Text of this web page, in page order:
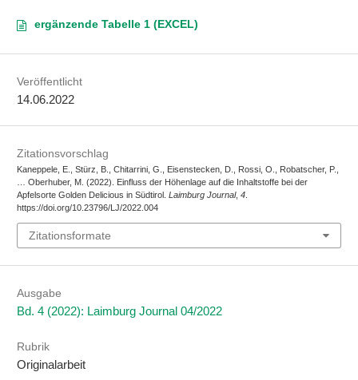
ergänzende Tabelle 1 (EXCEL)
Veröffentlicht
14.06.2022
Zitationsvorschlag
Kaneppele, E., Stürz, B., Chitarrini, G., Eisenstecken, D., Rossi, O., Robatscher, P.,
… Oberhuber, M. (2022). Einfluss der Höhenlage auf die Inhaltstoffe bei der
Apfelsorte Golden Delicious in Südtirol.Laimburg Journal,4
https://doi.org/10.23796/LJ/2022.004
Zitationsformate
Ausgabe
Bd. 4 (2022): Laimburg Journal 04/2022
Rubrik
Originalarbeit